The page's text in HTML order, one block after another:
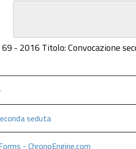
- 2016 Titolo: Convocazione
seduta
- ChronoEngine.com